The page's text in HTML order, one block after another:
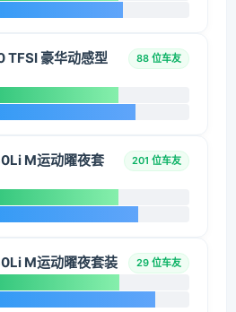
豪华动感型
88 位车友
M运动曜夜套
201 位车友
M运动曜夜套装 29 位车友